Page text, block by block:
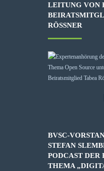
LEITUNG VON
RÖSSNER
BVSC-
STEFAN
PODCAST DER
THEMA